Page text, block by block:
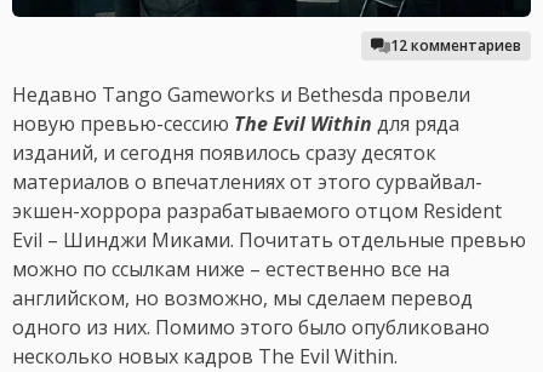
12 комментариев
Недавно Tango Gameworks и Bethesda провели
новую превью-сессию The Evil Within для ряда
изданий, и сегодня появилось сразу десяток
материалов о впечатлениях от этого сурвайвал-
экшен-хоррора разрабатываемого отцом Resident
Evil – Шинджи Миками. Почитать отдельные превью
можно по ссылкам ниже – естественно все на
английском, но возможно, мы сделаем перевод
одного из них. Помимо этого было опубликовано
несколько новых кадров The Evil Within.